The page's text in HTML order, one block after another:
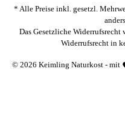
* Alle Preise inkl. gesetzl.
Das Gesetzliche
Widerrufsrecht in
© 2026 Keimling Naturkost - mit